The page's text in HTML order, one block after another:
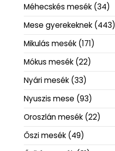
Méhecskés mesék (34)
Mese gyerekeknek (443)
Mikulás mesék (171)
Mókus mesék (22)
Nyári mesék (33)
Nyuszis mese (93)
Oroszlán mesék (22)
Őszi mesék (49)